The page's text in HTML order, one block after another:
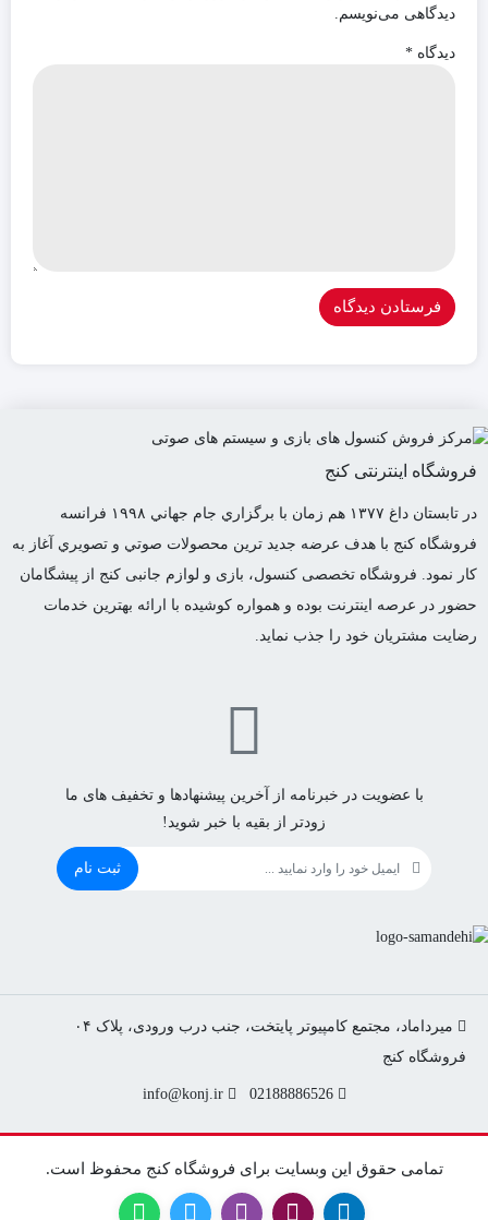
دیدگاهی می‌نویسم.
دیدگاه *
فروشگاه اینترنتی کنج
در تابستان داغ ١٣٧٧ هم زمان با برگزاري جام جهاني ١٩٩٨ فرانسه
فروشگاه كنج با هدف عرضه جديد ترين محصولات صوتي و تصويري آغاز به
كار نمود. فروشگاه تخصصی کنسول، بازی و لوازم جانبی کنج از پیشگامان
حضور در عرصه اینترنت بوده و همواره کوشیده با ارائه بهترین خدمات
رضایت مشتریان خود را جذب نماید.
با عضویت در خبرنامه از آخرین پیشنهادها و تخفیف های ما
زودتر از بقیه با خبر شوید!
ثبت نام
میرداماد، مجتمع کامپیوتر پایتخت، جنب درب ورودی، پلاک ۰۴
02188886526
info@konj.ir
تمامی حقوق این وبسایت برای فروشگاه کنج محفوظ است.